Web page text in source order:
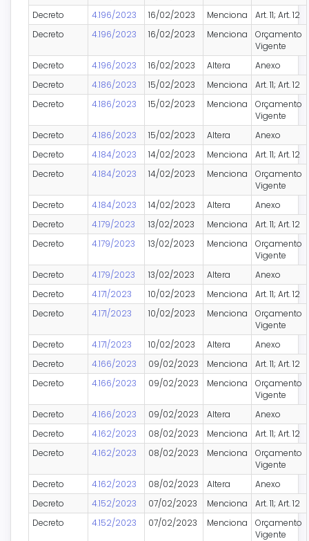
Decreto
4.196/2023 16/02/2023 Menciona
Art. 11; Art. 12
Decreto
4.196/2023 16/02/2023 Menciona
Orçamento
Vigente
Decreto
4.196/2023 16/02/2023 Altera
Anexo
Decreto
4.186/2023 15/02/2023 Menciona
Art. 11; Art. 12
Decreto
4.186/2023 15/02/2023 Menciona
Orçamento
Vigente
Decreto
4.186/2023 15/02/2023 Altera
Anexo
Decreto
4.184/2023 14/02/2023 Menciona
Art. 11; Art. 12
Decreto
4.184/2023 14/02/2023 Menciona
Orçamento
Vigente
Decreto
4.184/2023 14/02/2023 Altera
Anexo
Decreto
4.179/2023 13/02/2023 Menciona
Art. 11; Art. 12
Decreto
4.179/2023 13/02/2023 Menciona
Orçamento
Vigente
Decreto
4.179/2023 13/02/2023 Altera
Anexo
Decreto
4.171/2023 10/02/2023 Menciona
Art. 11; Art. 12
Decreto
4.171/2023 10/02/2023 Menciona
Orçamento
Vigente
Decreto
4.171/2023 10/02/2023 Altera
Anexo
Decreto
4.166/2023 09/02/2023 Menciona
Art. 11; Art. 12
Decreto
4.166/2023 09/02/2023 Menciona
Orçamento
Vigente
Decreto
4.166/2023 09/02/2023 Altera
Anexo
Decreto
4.162/2023 08/02/2023 Menciona
Art. 11; Art. 12
Decreto
4.162/2023 08/02/2023 Menciona
Orçamento
Vigente
Decreto
4.162/2023 08/02/2023 Altera
Anexo
Decreto
4.152/2023 07/02/2023 Menciona
Art. 11; Art. 12
Decreto
4.152/2023 07/02/2023 Menciona
Orçamento
Vigente